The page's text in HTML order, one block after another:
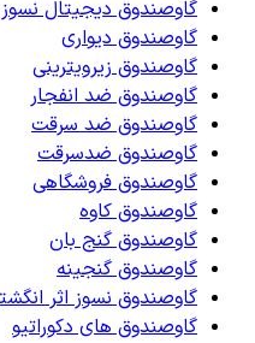
گاوصندوق دیجیتال نسوز
گاوصندوق دیواری
گاوصندوق زیرویترینی
گاوصندوق ضد انفجار
گاوصندوق ضد سرقت
گاوصندوق ضدسرقت
گاوصندوق فروشگاهی
گاوصندوق کاوه
گاوصندوق گنج بان
گاوصندوق گنجینه
گاوصندوق نسوز اثر
گاوصندوق های دکوراتیو